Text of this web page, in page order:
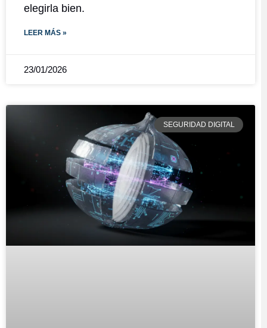
elegirla bien.
LEER MÁS »
23/01/2026
SEGURIDAD DIGITAL